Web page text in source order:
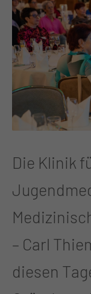
Die Klinik
– Carl
diesen